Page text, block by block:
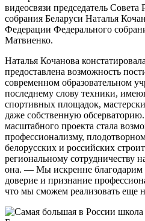
видеосвязи председатель
собрания Беларуси Наталья
Федерации Федерального
Матвиенко.
Наталья Кочанова
предоставлена возможность
современном образовательном
последнему слову техники,
спортивных площадок,
даже собственную
масштабного проекта стала
профессионализму,
белорусских и российских
региональному сотрудничеству
она. — Мы искренне благодарим
доверие и признание
что мы сможем реализовать еще